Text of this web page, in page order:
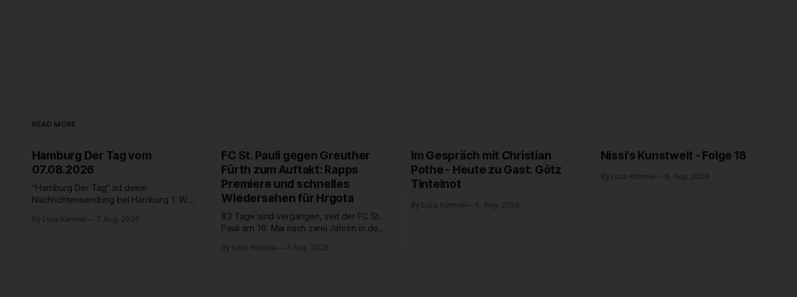
READ MORE
Hamburg Der Tag vom
07.08.2026
“Hamburg Der Tag” ist deine
Nachrichtensendung bei Hamburg 1. Was
beschäftigt die Hamburgerinnen und
By Luca Kimmel 7. Aug. 2026
FC St. Pauli gegen Greuther
Fürth zum Auftakt: Rapps
Premiere und schnelles
Wiedersehen für Hrgota
83 Tage sind vergangen, seit der FC St.
Pauli am 16. Mai nach zwei Jahren in der
abgestiegen ist. In dieser Zeit erlebte
By Luca Kimmel 7. Aug. 2026
Im Gespräch mit Christian
Pothe - Heute zu Gast: Götz
Tintelnot
By Luca Kimmel 6. Aug. 2026
Nissi's Kunstwelt - Folge 18
By Luca Kimmel 6. Aug. 2026